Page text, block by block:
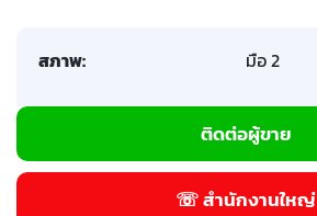
สภาพ: มือ 2
ติดต่อผู้ขาย
☏ สำนักงานใหญ่